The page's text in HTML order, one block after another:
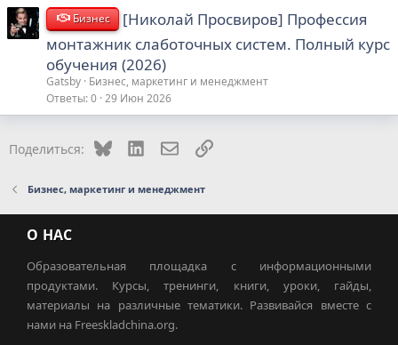
Бизнес
[Николай Просвиров] Профессия
монтажник слаботочных систем. Полный курс
обучения (2026)
Gatsby Бизнес, маркетинг и менеджмент
Ответы 0 29 Июн 2026
Поделиться: Bluesky LinkedInЭлектронная почта
Ссылка
Бизнес, маркетинг и менеджмент
О НАС
Образовательная площадка с информационными
продуктами. Курсы, тренинги, книги, уроки, гайды,
материалы на различные тематики. Развивайся вместе с
нами на Freeskladchina.org.